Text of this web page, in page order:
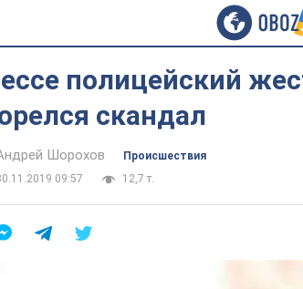
полицейский
скандал
Шорохов
Происшествия
09:57
12,7 т.